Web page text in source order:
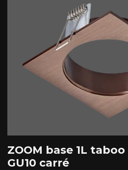
ZOOM base 1L
GU10 carré